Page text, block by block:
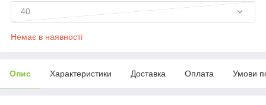
40
Немає в наявності
Опис Характеристики Доставка Оплата Умови